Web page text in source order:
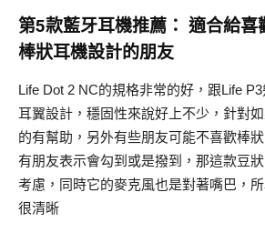
第5款藍牙耳機推薦： 適合給喜
棒狀耳機設計的朋友
Life Dot 2 NC的規格非常的好，跟Life
耳翼設計，穩固性來說好上不少，針對
的有幫助，另外有些朋友可能不喜歡棒
有朋友表示會勾到或是撥到，那這款豆
考慮，同時它的麥克風也是對著嘴巴，
很清晰